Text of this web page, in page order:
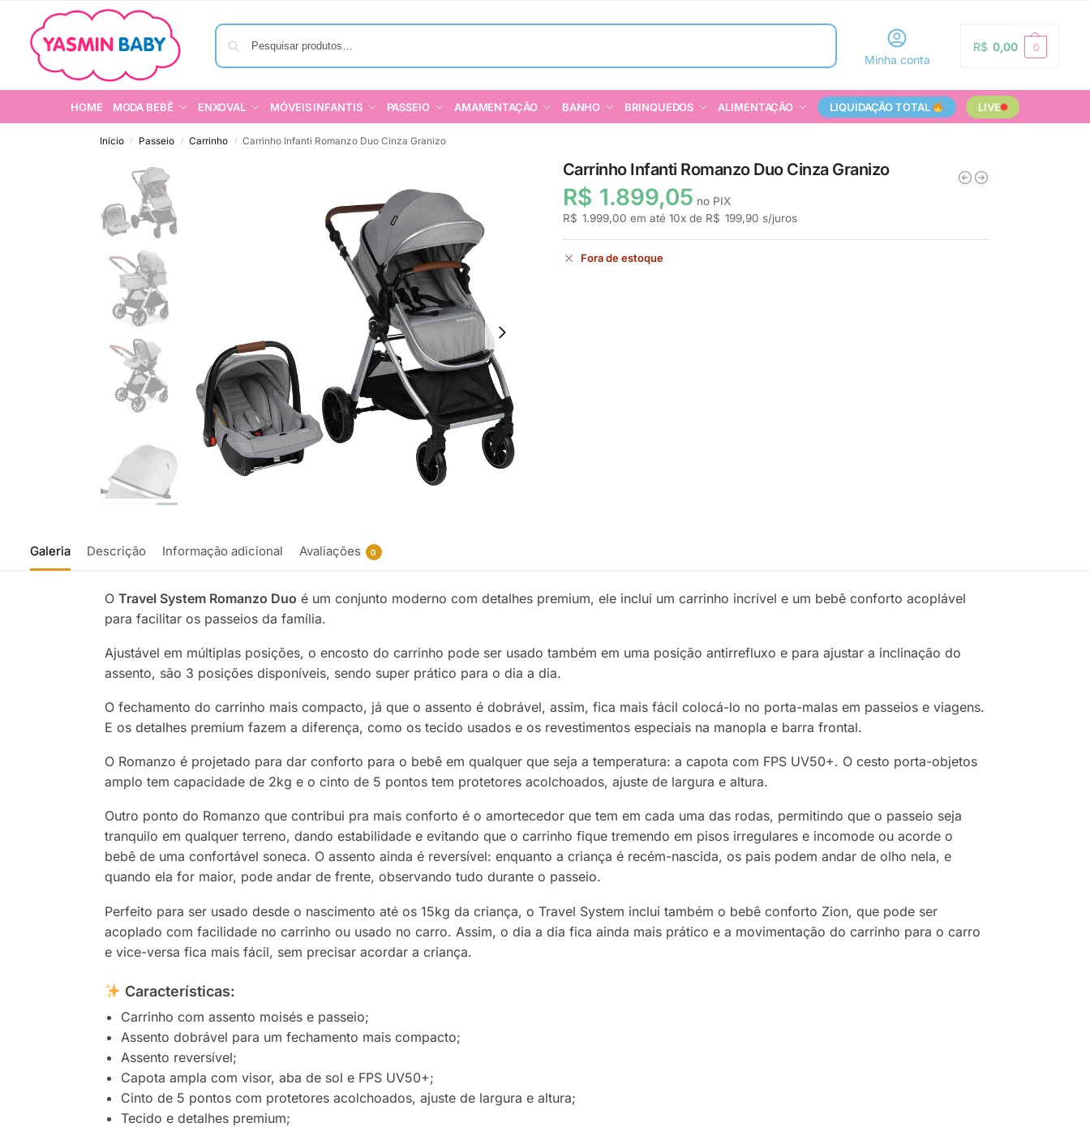
Pesquisar
Minha conta
R$ 0,00 0
HOME MODA BEBÊ ENXOVAL MÓVEIS INFANTIS PASSEIO AMAMENTAÇÃO BANHO BRINQUEDOS ALIMENTAÇÃO LIQUIDAÇÃO TOTAL LIVE
Início / Passeio / Carrinho / Carrinho Infanti Romanzo Duo Cinza Granizo
Carrinho Infanti Romanzo Duo Cinza Granizo
R$ 1.899,05 no PIX
R$ 1.999,00 em até 10x de R$ 199,90 s/juros
Fora de estoque
Galeria Descrição Informação adicional Avaliações 0
O Travel System Romanzo Duo é um conjunto moderno com detalhes premium, ele inclui um carrinho incrível e um bebê conforto acoplável
para facilitar os passeios da família.
Ajustável em múltiplas posições, o encosto do carrinho pode ser usado também em uma posição antirrefluxo e para ajustar a inclinação do
assento, são 3 posições disponíveis, sendo super prático para o dia a dia.
O fechamento do carrinho mais compacto, já que o assento é dobrável, assim, fica mais fácil colocá-lo no porta-malas em passeios e viagens.
E os detalhes premium fazem a diferença, como os tecido usados e os revestimentos especiais na manopla e barra frontal.
O Romanzo é projetado para dar conforto para o bebê em qualquer que seja a temperatura: a capota com FPS UV50+. O cesto porta-objetos
amplo tem capacidade de 2kg e o cinto de 5 pontos tem protetores acolchoados, ajuste de largura e altura.
Outro ponto do Romanzo que contribui pra mais conforto é o amortecedor que tem em cada uma das rodas, permitindo que o passeio seja
tranquilo em qualquer terreno, dando estabilidade e evitando que o carrinho fique tremendo em pisos irregulares e incomode ou acorde o
bebê de uma confortável soneca. O assento ainda é reversível: enquanto a criança é recém-nascida, os pais podem andar de olho nela, e
quando ela for maior, pode andar de frente, observando tudo durante o passeio.
Perfeito para ser usado desde o nascimento até os 15kg da criança, o Travel System inclui também o bebê conforto Zion, que pode ser
acoplado com facilidade no carrinho ou usado no carro. Assim, o dia a dia fica ainda mais prático e a movimentação do carrinho para o carro
e vice-versa fica mais fácil, sem precisar acordar a criança.
Características:
Carrinho com assento moisés e passeio;
Assento dobrável para um fechamento mais compacto;
Assento reversível;
Capota ampla com visor, aba de sol e FPS UV50+;
Cinto de 5 pontos com protetores acolchoados, ajuste de largura e altura;
Tecido e detalhes premium;